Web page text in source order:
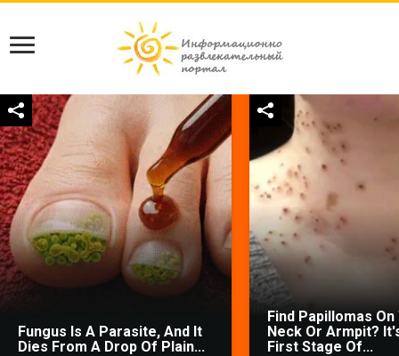
Fungus Is A Parasite, And It
Dies From A Drop Of Plain...
Find Papillomas On
Neck Or Armpit?
First Stage Of...